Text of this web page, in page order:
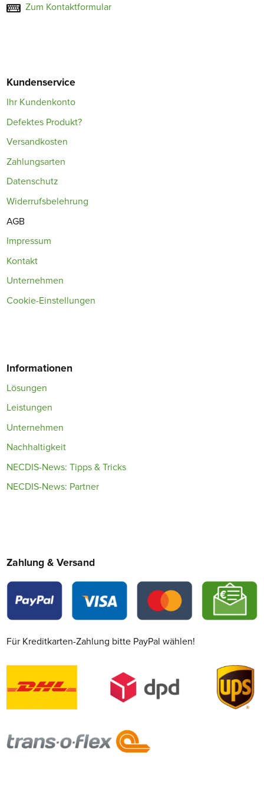
Zum Kontaktformular
Kundenservice
Ihr Kundenkonto
Defektes Produkt?
Versandkosten
Zahlungsarten
Datenschutz
Widerrufsbelehrung
AGB
Impressum
Kontakt
Unternehmen
Cookie-Einstellungen
Informationen
Lösungen
Leistungen
Unternehmen
Nachhaltigkeit
NECDIS-News: Tipps & Tricks
NECDIS-News: Partner
Zahlung & Versand
Für Kreditkarten-Zahlung bitte PayPal wählen!